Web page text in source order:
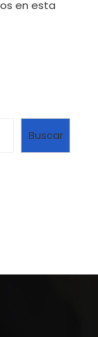
en esta
Buscar